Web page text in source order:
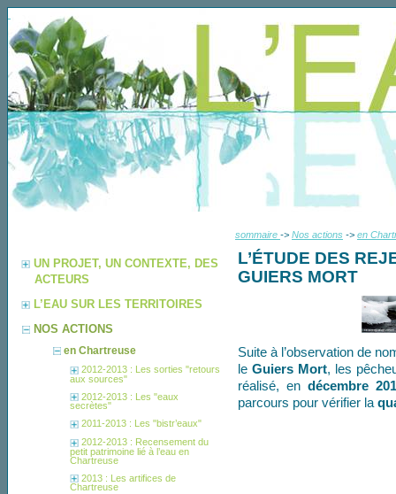
sommaire -> Nos actions -> en
L’ÉTUDE DES
GUIERS MORT
Suite à l’observation de
leGuiers Mort, les
réalisé, en décembre
parcours pour vérifier la
UN PROJET, UN CONTEXTE, DES
ACTEURS
L’EAU SUR LES TERRITOIRES
NOS ACTIONS
en Chartreuse
2012-2013 : Les sorties "retours
aux sources"
2012-2013 : Les "eaux
secrètes"
2011-2013 : Les "bistr’eaux"
2012-2013 : Recensement du
petit patrimoine lié à l’eau en
Chartreuse
2013 : Les artifices de
Chartreuse